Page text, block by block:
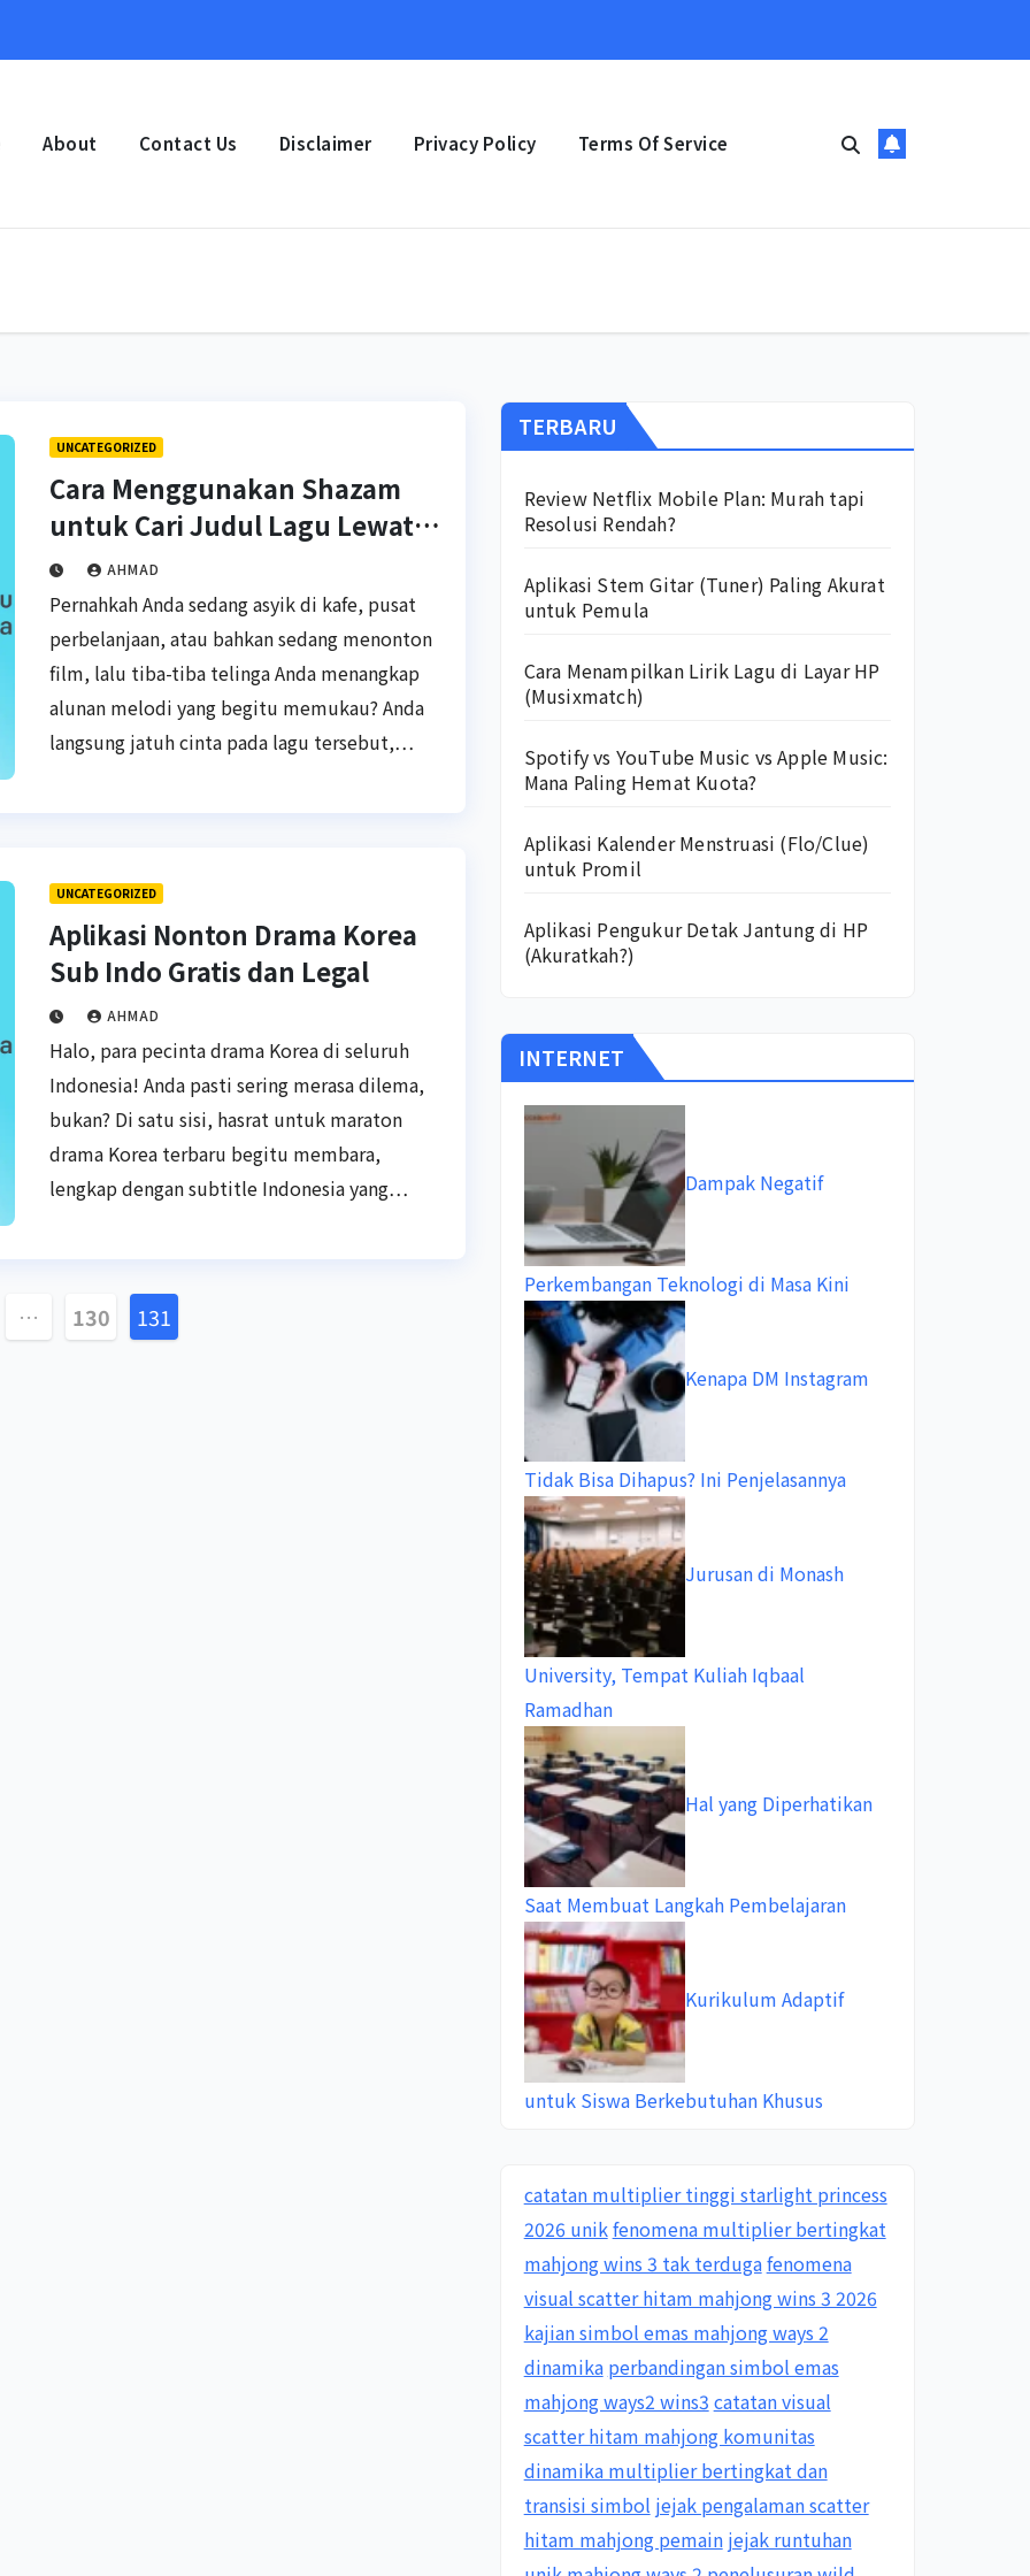
About Contact Us Disclaimer Privacy Policy Terms Of Service
UNCATEGORIZED
Cara Menggunakan Shazam
untuk Cari Judul Lagu Lewat
SuaraAHMAD
Pernahkah Anda sedang asyik di kafe, pusat
perbelanjaan, atau bahkan sedang menonton
film, lalu tiba-tiba telinga Anda menangkap
alunan melodi yang begitu memukau? Anda
langsung jatuh cinta pada lagu tersebut,…
UNCATEGORIZED
Aplikasi Nonton Drama Korea
Sub Indo Gratis dan Legal
AHMAD
Halo, para pecinta drama Korea di seluruh
Indonesia! Anda pasti sering merasa dilema,
bukan? Di satu sisi, hasrat untuk maraton
drama Korea terbaru begitu membara,
lengkap dengan subtitle Indonesia yang…
… 130 131
TERBARU
Review Netflix Mobile Plan: Murah tapi
Resolusi Rendah?
Aplikasi Stem Gitar (Tuner) Paling Akurat
untuk Pemula
Cara Menampilkan Lirik Lagu di Layar HP
(Musixmatch)
Spotify vs YouTube Music vs Apple Music:
Mana Paling Hemat Kuota?
Aplikasi Kalender Menstruasi (Flo/Clue)
untuk Promil
Aplikasi Pengukur Detak Jantung di HP
(Akuratkah?)
INTERNET
Dampak Negatif
Perkembangan Teknologi di Masa Kini
Kenapa DM Instagram
Tidak Bisa Dihapus? Ini Penjelasannya
Jurusan di Monash
University, Tempat Kuliah Iqbaal
Ramadhan
Hal yang Diperhatikan
Saat Membuat Langkah Pembelajaran
Kurikulum Adaptif
untuk Siswa Berkebutuhan Khusus
catatan multiplier tinggi starlight princess
2026 unikfenomena multiplier bertingkat
mahjong wins 3 tak terdugafenomena
visual scatter hitam mahjong wins 3 2026
kajian simbol emas mahjong ways 2
dinamika perbandingan simbol emas
mahjong ways2 wins3 catatan visual
scatter hitam mahjong komunitas
dinamika multiplier bertingkat dan
transisi simbol jejak pengalaman scatter
hitam mahjong pemain jejak runtuhan